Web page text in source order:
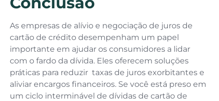
As empresas de alívio e negociação de juros de
cartão de crédito desempenham um papel
importante em ajudar os consumidores a lidar
com o fardo da dívida. Eles oferecem soluções
práticas para reduzir taxas de juros exorbitantes e
aliviar encargos financeiros. Se você está preso em
um ciclo interminável de dívidas de cartão de